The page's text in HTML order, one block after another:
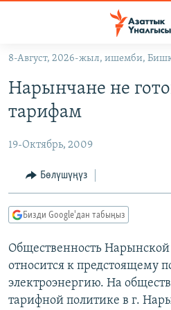
Навигацияга
өтүңүз
Издөөгө
салыңыз
КЫРГЫЗСТАН
КЫРГЫЗСТАН
САЯСАТ
ЭКОНОМИКА
ДҮЙНӨ
ДҮЙНӨ
БОРБОР АЗИЯ
УКРАИНА
АТАЙЫН ИЛИКТӨӨ
БҮГҮН АЗАТТЫКТА
ЭКСПЕРТТЕР ТАЛДАЙТ
БИЗ ЖАНА ДҮЙНӨ
ДАНИСТЕ
ПОДКАСТ
ӨЗГӨЧӨ ПИКИР
Русский
8-Август, 2026-жыл, ишемби,
Нарынчане не
тарифам
19-Октябрь, 2009
Бөлүшүңүз
Бизди Google'дан табыңыз
Общественность Нарынской
относится к предстоящему
электроэнергию. На
тарифной политике в г.